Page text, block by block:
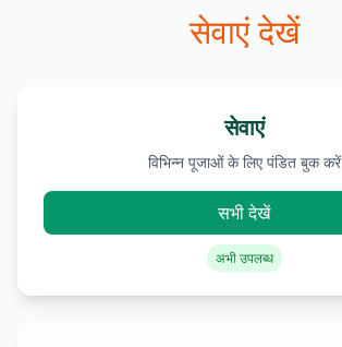
सेवाएं देखें
सेवाएं
विभिन्न पूजाओं के लिए पंडित बुक करें
सभी देखें
अभी उपलब्ध